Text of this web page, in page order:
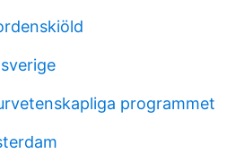
programmet